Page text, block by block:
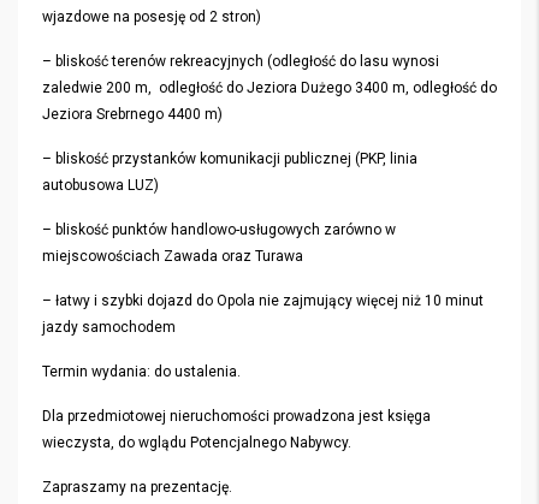
wjazdowe na posesję od 2 stron)
– bliskość terenów rekreacyjnych (odległość do lasu wynosi
zaledwie 200 m, odległość do Jeziora Dużego 3400 m, odległość do
Jeziora Srebrnego 4400 m)
– bliskość przystanków komunikacji publicznej (PKP, linia
autobusowa LUZ)
– bliskość punktów handlowo-usługowych zarówno w
miejscowościach Zawada oraz Turawa
– łatwy i szybki dojazd do Opola nie zajmujący więcej niż 10 minut
jazdy samochodem
Termin wydania: do ustalenia.
Dla przedmiotowej nieruchomości prowadzona jest księga
wieczysta, do wglądu Potencjalnego Nabywcy.
Zapraszamy na prezentację.